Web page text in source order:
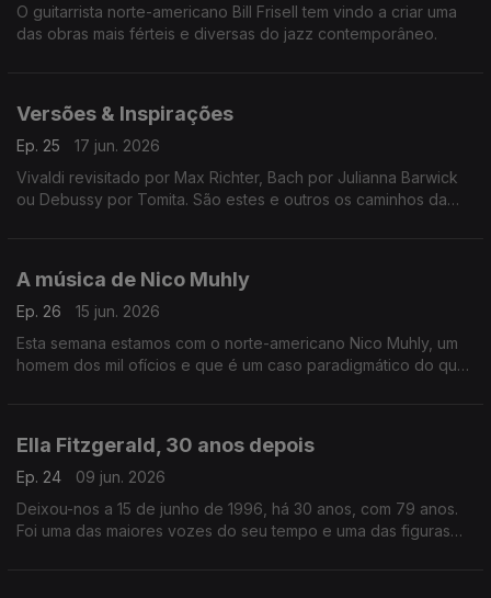
O guitarrista norte-americano Bill Frisell tem vindo a criar uma
das obras mais férteis e diversas do jazz contemporâneo.
Versões & Inspirações
Ep. 25
17 jun. 2026
Vivaldi revisitado por Max Richter, Bach por Julianna Barwick
ou Debussy por Tomita. São estes e outros os caminhos da
A música de Nico Muhly
Ep. 26
15 jun. 2026
Esta semana estamos com o norte-americano Nico Muhly, um
homem dos mil ofícios e que é um caso paradigmático do que
Ella Fitzgerald, 30 anos depois
Ep. 24
09 jun. 2026
Deixou-nos a 15 de junho de 1996, há 30 anos, com 79 anos.
Foi uma das maiores vozes do seu tempo e uma das figuras